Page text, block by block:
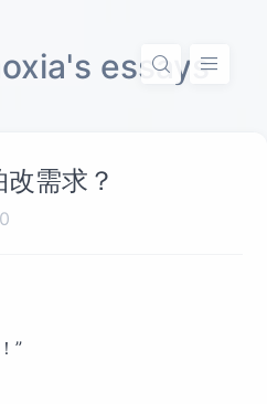
essays
需求？
0
”